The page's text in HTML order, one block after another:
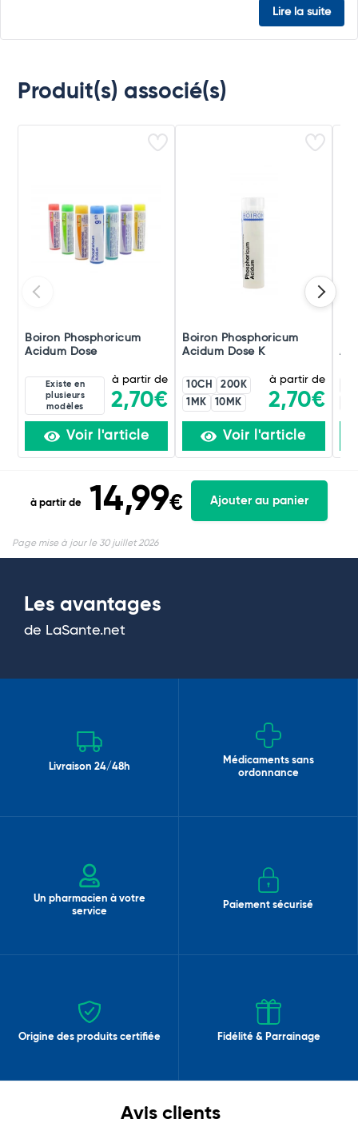
Lire la suite
Produit(s) associé(s)
Boiron Phosphoricum
Acidum Dose
Existe en
plusieurs
modèles
à partir de
2,70€
Voir l'article
Boiron Phosphoricum
Acidum Dose K
10CH
200K
1MK
10MK
à partir de
2,70€
Voir l'article
à partir de 14,99€ Ajouter au panier
Page mise à jour le 30 juillet 2026
Les avantages
de LaSante.net
Livraison 24/48h
Médicaments sans
ordonnance
Un pharmacien à votre
service
Paiement sécurisé
Origine des produits certifiée Fidélité & Parrainage
Avis clients